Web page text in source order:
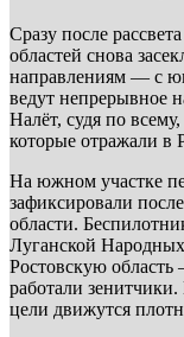
Сразу после
областей снова
направлениям — с
ведут непрерывное
Налёт, судя по
которые отражали в
На южном участке
зафиксировали
области.
Луганской
Ростовскую область
работали
цели движутся